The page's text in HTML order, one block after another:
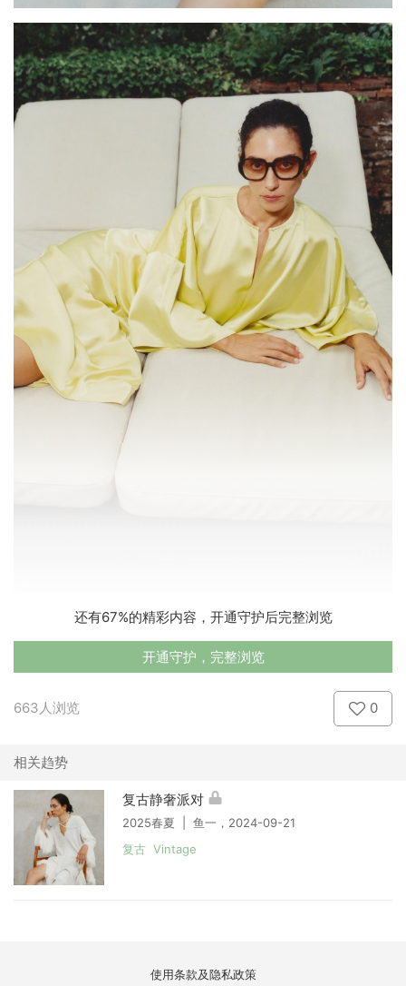
还有67%的精彩内容，开通守护后完整浏览
开通守护，完整浏览
663人浏览 0
相关趋势
复古静奢派对
2025春夏 | 鱼一，2024-09-21
复古 Vintage
使用条款及隐私政策